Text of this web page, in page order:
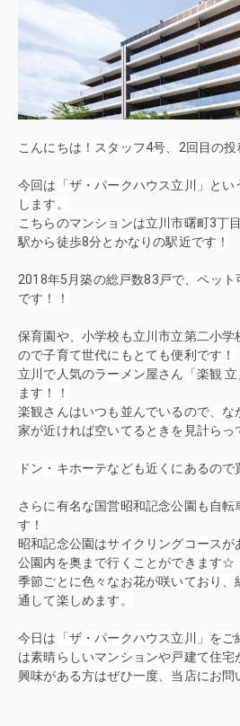
こんにちは！スタッフ4号、2回目の投
今回は「ザ・パークハウス立川」と
します。
こちらのマンションは立川市曙町3丁
駅から徒歩8分とかなりの駅近です！
2018年5月築の総戸数83戸で、ペット
です！！
保育園や、小学校も立川市立第二小学
ので子育て世代にもとても便利です！
立川で人気のラーメン屋さん「楽観
ます！！
楽観さんはいつも並んでいるので、
家が近ければ空いてるときを見計らっ
ドン・キホーテなども近くにあるので
さらに有名な国営昭和記念公園も自転
す！
昭和記念公園はサイクリングコース
公園内を奥まで行くことができます☆
季節ごとに色々なお花が咲いており、
通して楽しめます。
今日は「ザ・パークハウス立川」をご
は素晴らしいマンションや戸建て住
興味がある方はぜひ一度、当店にお問